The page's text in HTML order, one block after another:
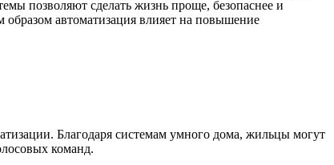
позволяют сделать жизнь проще, безопаснее и
автоматизация влияет на повышение
Благодаря системам умного дома, жильцы могут
команд.